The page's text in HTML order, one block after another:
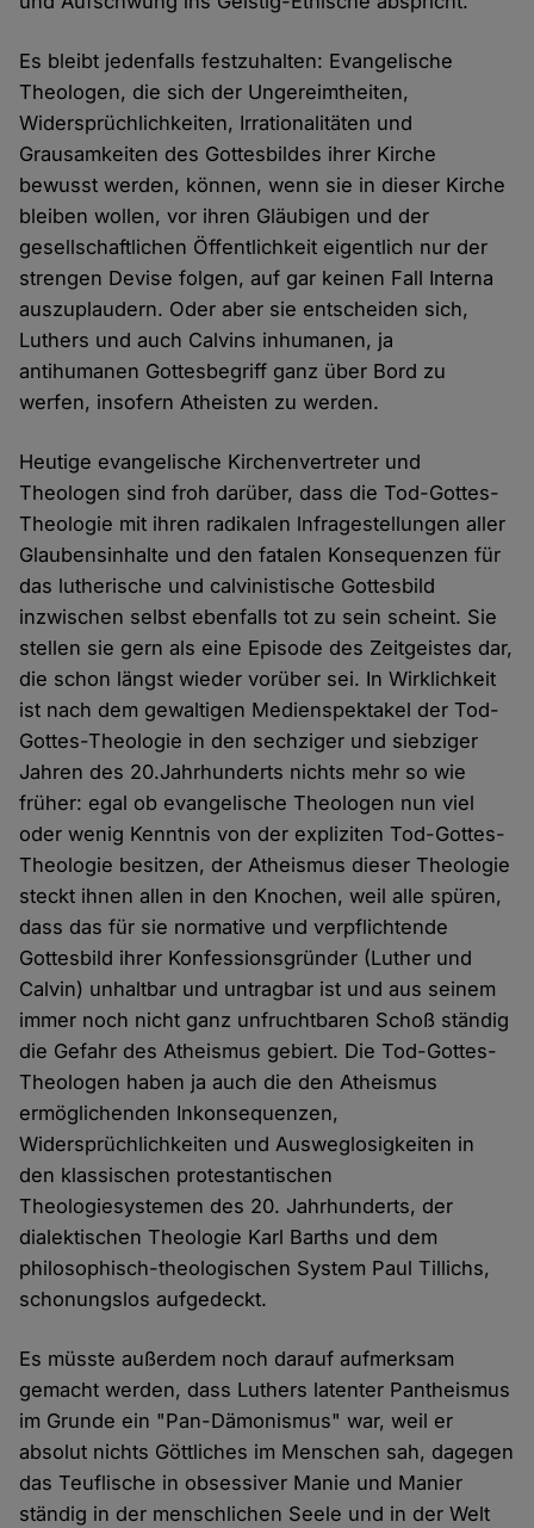
Es bleibt jedenfalls festzuhalten: Evangelische
Theologen, die sich der Ungereimtheiten,
Widersprüchlichkeiten, Irrationalitäten und
Grausamkeiten des Gottesbildes ihrer Kirche
bewusst werden, können, wenn sie in dieser Kirche
bleiben wollen, vor ihren Gläubigen und der
gesellschaftlichen Öffentlichkeit eigentlich nur der
strengen Devise folgen, auf gar keinen Fall Interna
auszuplaudern. Oder aber sie entscheiden sich,
Luthers und auch Calvins inhumanen, ja
antihumanen Gottesbegriff ganz über Bord zu
werfen, insofern Atheisten zu werden.
Heutige evangelische Kirchenvertreter und
Theologen sind froh darüber, dass die Tod-Gottes-
Theologie mit ihren radikalen lnfragestellungen aller
Glaubensinhalte und den fatalen Konsequenzen für
das lutherische und calvinistische Gottesbild
inzwischen selbst ebenfalls tot zu sein scheint. Sie
stellen sie gern als eine Episode des Zeitgeistes dar,
die schon längst wieder vorüber sei. In Wirklichkeit
ist nach dem gewaltigen Medienspektakel der Tod-
Gottes-Theologie in den sechziger und siebziger
Jahren des 20.Jahrhunderts nichts mehr so wie
früher: egal ob evangelische Theologen nun viel
oder wenig Kenntnis von der expliziten Tod-Gottes-
Theologie besitzen, der Atheismus dieser Theologie
steckt ihnen allen in den Knochen, weil alle spüren,
dass das für sie normative und verpflichtende
Gottesbild ihrer Konfessionsgründer (Luther und
Calvin) unhaltbar und untragbar ist und aus seinem
immer noch nicht ganz unfruchtbaren Schoß ständig
die Gefahr des Atheismus gebiert. Die Tod-Gottes-
Theologen haben ja auch die den Atheismus
ermöglichenden Inkonsequenzen,
Widersprüchlichkeiten und Ausweglosigkeiten in
den klassischen protestantischen
Theologiesystemen des 20. Jahrhunderts, der
dialektischen Theologie Karl Barths und dem
philosophisch-theologischen System Paul Tillichs,
schonungslos aufgedeckt.
Es müsste außerdem noch darauf aufmerksam
gemacht werden, dass Luthers latenter Pantheismus
im Grunde ein "Pan-Dämonismus" war, weil er
absolut nichts Göttliches im Menschen sah, dagegen
das Teuflische in obsessiver Manie und Manier
ständig in der menschlichen Seele und in der Welt